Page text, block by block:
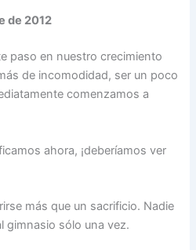
de 2012
paso en nuestro crecimiento
de incomodidad, ser un poco
comenzamos a
ahora, ¡deberíamos ver
más que un sacrificio. Nadie
gimnasio sólo una vez.